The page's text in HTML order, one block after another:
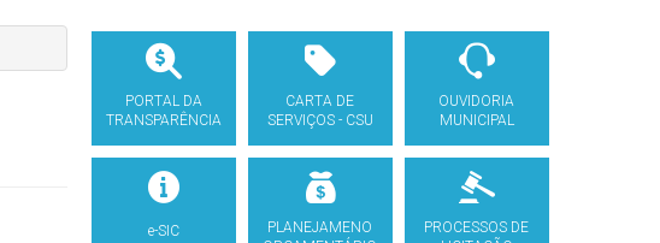
PORTAL DA
TRANSPARÊNCIA
CARTA DE
SERVIÇOS - CSU
OUVIDORIA
MUNICIPAL
e-SIC
PLANEJAMENO
PROCESSOS DE